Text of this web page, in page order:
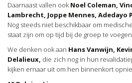
Daarnaast vallen ookNoel Coleman,
Lambrecht, Joppe Mennes, Adedayo
Nog steeds niet beschikbaar om
staat zijn om op tijd bij de groep te
We denken ook aan Hans Vanwijn,
Delalieux, die zich nog in hun
kijken ernaar uit om hen binnenkort